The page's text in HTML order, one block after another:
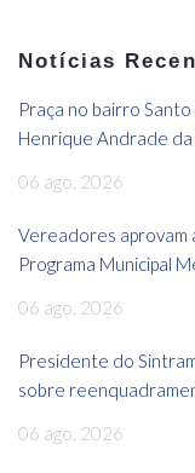
Notícias
Praça no bairro
Henrique Andrade da
06 ago, 2026
Vereadores aprovam
Programa Municipal
06 ago, 2026
Presidente do
sobre
06 ago, 2026